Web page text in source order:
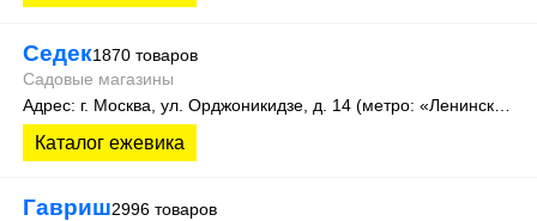
Седек1870 товаров
Садовые магазины
Каталог ежевика
Гавриш2996 товаров